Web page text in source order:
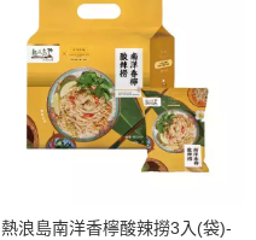
熱浪島南洋香檸酸辣撈3入(袋)-